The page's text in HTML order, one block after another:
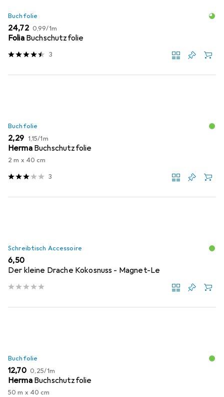
Buchfolie
EUR
24,72 EUR
0,99/1m
Folia Buchschutzfolie
3
Buchfolie
EUR
2,29 EUR
1,15/1m
Herma Buchschutzfolie
2 m x 40 cm
3
Schreibtisch Accessoire
EUR
6,50
Der kleine Drache Kokosnuss - Magnet-Le
Buchfolie
EUR
12,70 EUR
0,25/1m
Herma Buchschutzfolie
50 m x 40 cm